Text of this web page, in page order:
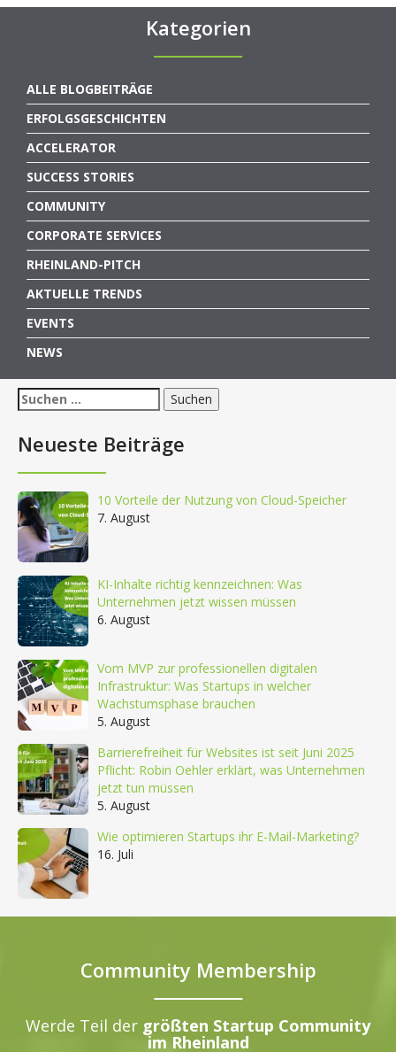
Kategorien
ALLE BLOGBEITRÄGE
ERFOLGSGESCHICHTEN
ACCELERATOR
SUCCESS STORIES
COMMUNITY
CORPORATE SERVICES
RHEINLAND-PITCH
AKTUELLE TRENDS
EVENTS
NEWS
Suchen
nach:
Neueste Beiträge
10 Vorteile der Nutzung von Cloud-Speicher
7. August
KI-Inhalte richtig kennzeichnen: Was
Unternehmen jetzt wissen müssen
6. August
Vom MVP zur professionellen digitalen
Infrastruktur: Was Startups in welcher
Wachstumsphase brauchen
5. August
Barrierefreiheit für Websites ist seit Juni 2025
Pflicht: Robin Oehler erklärt, was Unternehmen
jetzt tun müssen
5. August
Wie optimieren Startups ihr E-Mail-Marketing?
16. Juli
Community Membership
Werde Teil der größten Startup Community
im Rheinland